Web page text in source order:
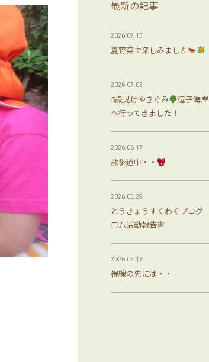
最新の記事
夏野菜で楽しみました
2026.07.15
5歳児けやきぐみ
逗子海岸
へ行ってきました！
2026.07.03
散歩道中・・
2026.06.17
とうきょうすくわくプログ
ロム活動報告書
2026.05.29
視線の先には・・
2026.05.13